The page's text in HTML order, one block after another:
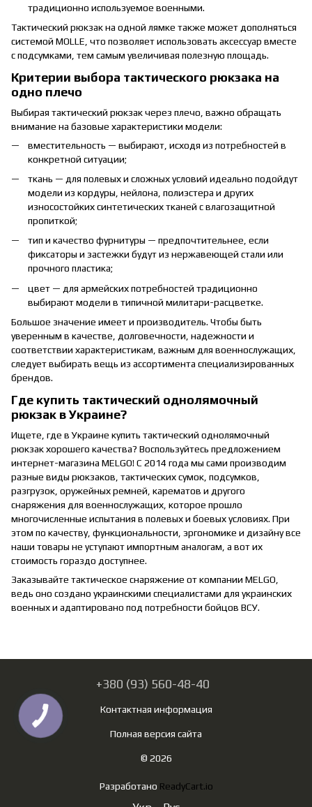
традиционно используемое военными.
Тактический рюкзак на одной лямке также может дополняться
системой MOLLE, что позволяет использовать аксессуар вместе
с подсумками, тем самым увеличивая полезную площадь.
Критерии выбора тактического рюкзака на
одно плечо
Выбирая тактический рюкзак через плечо, важно обращать
внимание на базовые характеристики модели:
вместительность — выбирают, исходя из потребностей в
конкретной ситуации;
ткань — для полевых и сложных условий идеально подойдут
модели из кордуры, нейлона, полиэстера и других
износостойких синтетических тканей с влагозащитной
пропиткой;
тип и качество фурнитуры — предпочтительнее, если
фиксаторы и застежки будут из нержавеющей стали или
прочного пластика;
цвет — для армейских потребностей традиционно
выбирают модели в типичной милитари-расцветке.
Большое значение имеет и производитель. Чтобы быть
уверенным в качестве, долговечности, надежности и
соответствии характеристикам, важным для военнослужащих,
следует выбирать вещь из ассортимента специализированных
брендов.
Где купить тактический однолямочный
рюкзак в Украине?
Ищете, где в Украине купить тактический однолямочный
рюкзак хорошего качества? Воспользуйтесь предложением
интернет-магазина MELGO! С 2014 года мы сами производим
разные виды рюкзаков, тактических сумок, подсумков,
разгрузок, оружейных ремней, карематов и другого
снаряжения для военнослужащих, которое прошло
многочисленные испытания в полевых и боевых условиях. При
этом по качеству, функциональности, эргономике и дизайну все
наши товары не уступают импортным аналогам, а вот их
стоимость гораздо доступнее.
Заказывайте тактическое снаряжение от компании MELGO,
ведь оно создано украинскими специалистами для украинских
военных и адаптировано под потребности бойцов ВСУ.
+380 (93) 560-48-40
Контактная информация
Полная версия сайта
© 2026
Разработано ReadyCart.io